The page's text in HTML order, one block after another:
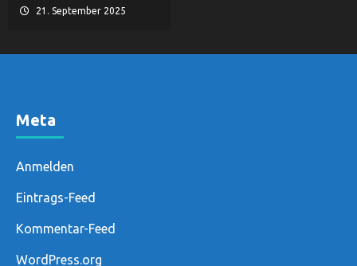
21. September 2025
Meta
Anmelden
Eintrags-Feed
Kommentar-Feed
WordPress.org